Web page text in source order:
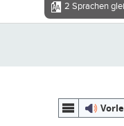
2 Sprachen